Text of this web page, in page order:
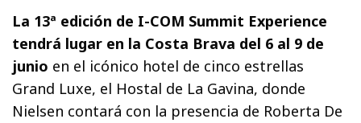
La 13ª edición de I-COM Summit Experience
tendrá lugar en la Costa Brava del 6 al 9 de
junio en el icónico hotel de cinco estrellas
Grand Luxe, el Hostal de La Gavina, donde
Nielsen contará con la presencia de Roberta De